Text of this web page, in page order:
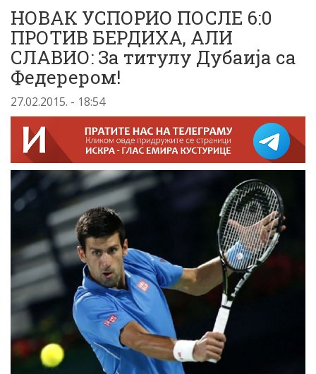
НОВАК УСПОРИО ПОСЛЕ 6:0
ПРОТИВ БЕРДИХА, АЛИ
СЛАВИО: За титулу Дубаија са
Федерером!
27.02.2015. - 18:54